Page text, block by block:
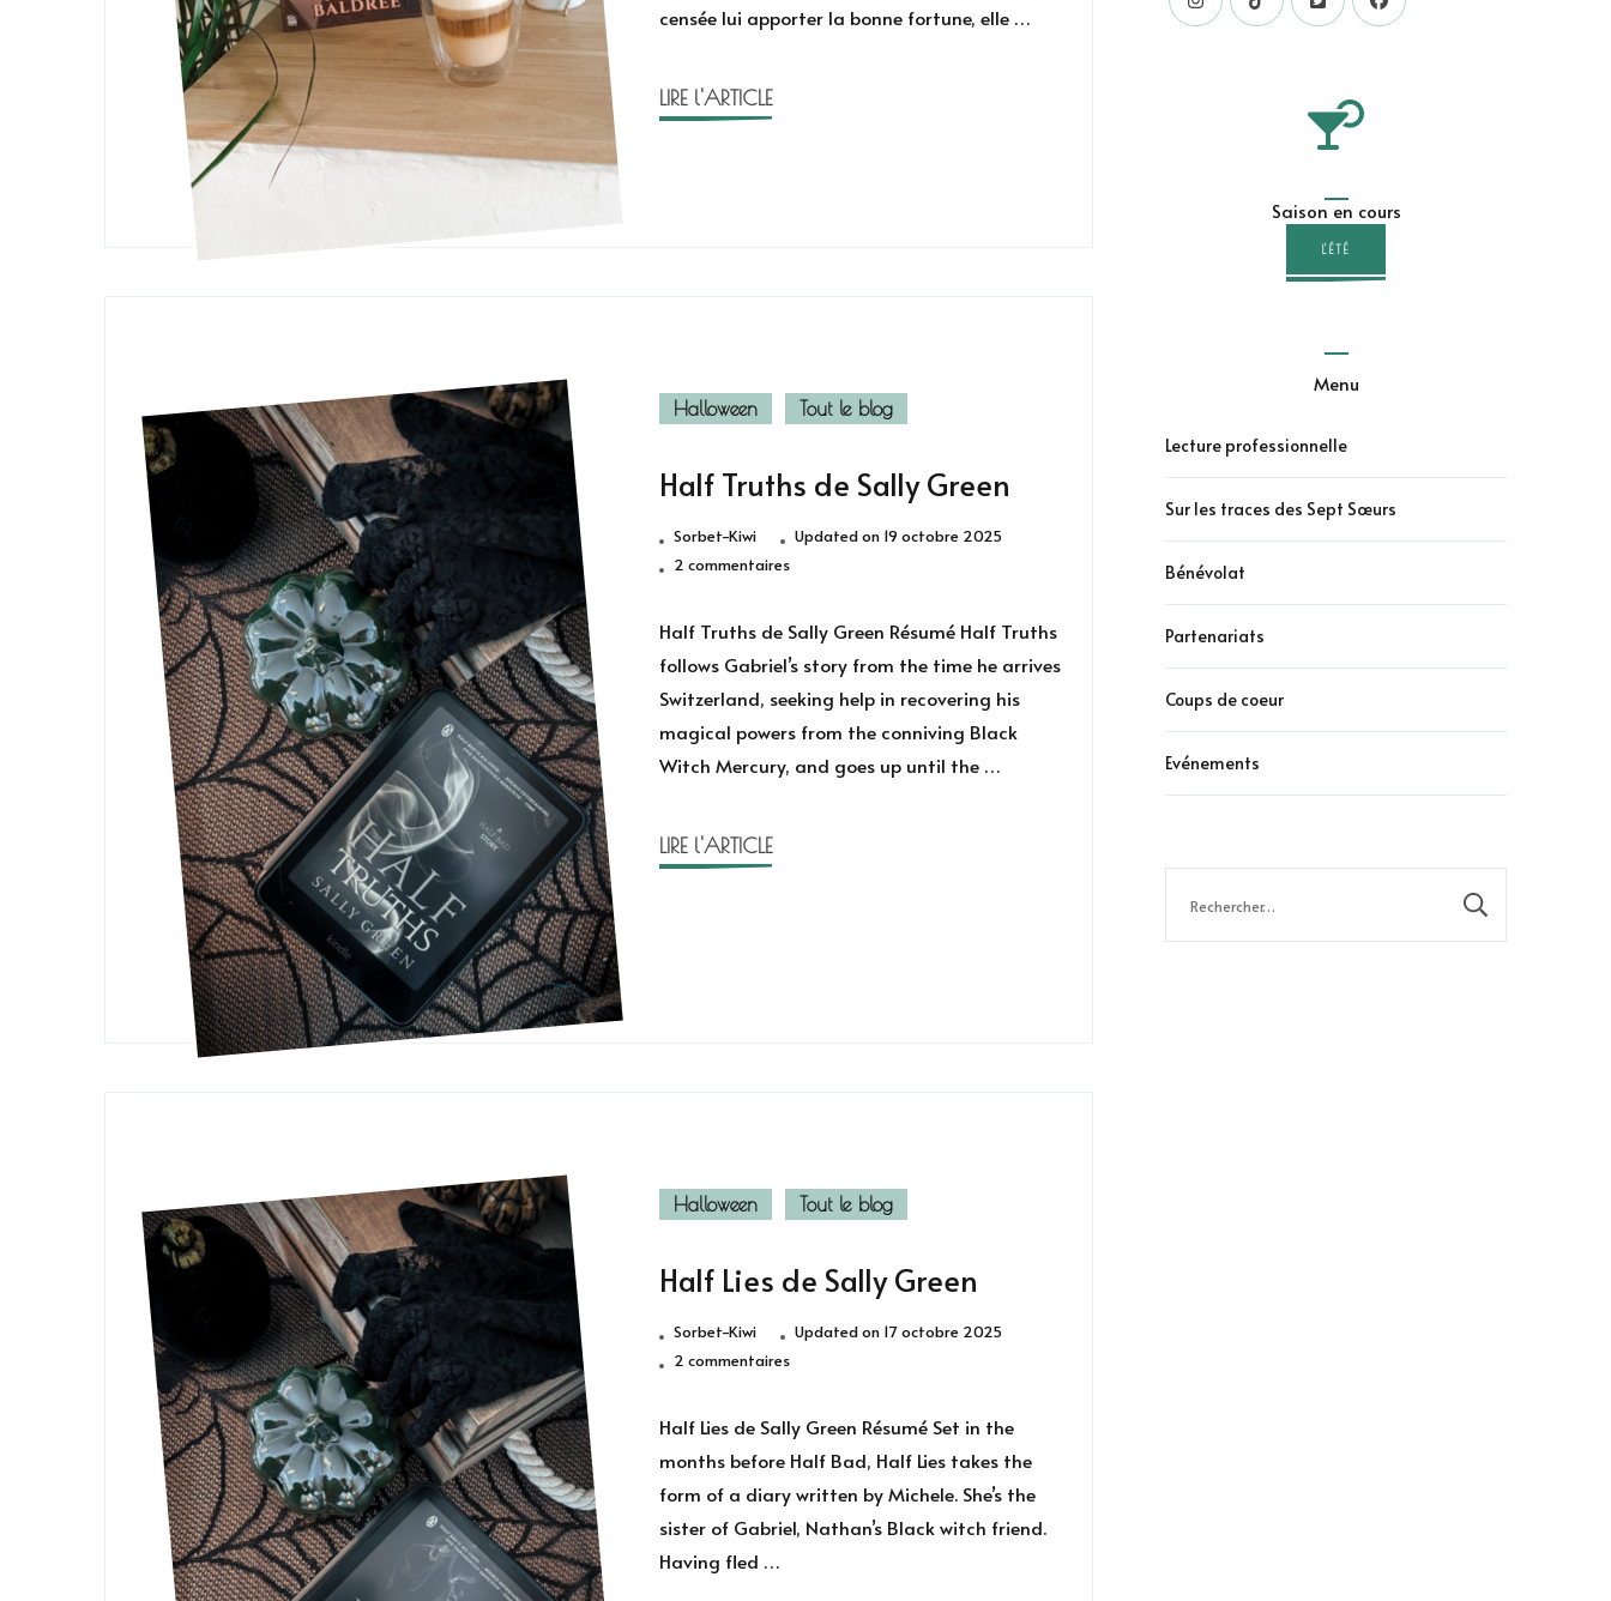
censée lui apporter la bonne fortune, elle …
LIRE l'ARTICLE
Halloween Tout le blog
Half Truths de Sally Green
Sorbet-Kiwi Updated on 19 octobre 2025
2 commentairessur
Sally
Green
Half Truths de Sally Green Résumé Half Truths
follows Gabriel’s story from the time he arrives
Switzerland, seeking help in recovering his
magical powers from the conniving Black
Witch Mercury, and goes up until the …
LIRE l'ARTICLE
Halloween Tout le blog
Half Lies de Sally Green
Sorbet-Kiwi Updated on 17 octobre 2025
2 commentairessur
Lies
de
Sally
Green
Half Lies de Sally Green Résumé Set in the
months before Half Bad, Half Lies takes the
form of a diary written by Michele. She’s the
sister of Gabriel, Nathan’s Black witch friend.
Having fled …
Saison en cours
L'ÉTÉ
Menu
Lecture professionnelle
Sur les traces des Sept Sœurs
Bénévolat
Partenariats
Coups de coeur
Evénements